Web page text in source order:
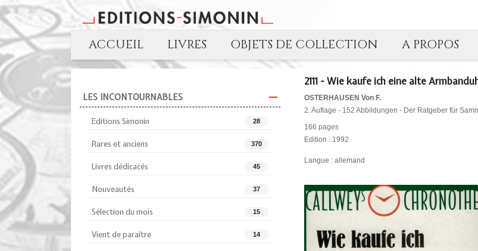
ACCUEIL LIVRES OBJETS DE COLLECTION A PROPOS
LES INCONTOURNABLES
Editions Simonin 28
Rares et anciens 370
Livres dédicacés 45
Nouveautés 37
Sélection du mois 15
Vient de paraître 14
2111 - Wie kaufe ich eine alte
OSTERHAUSEN Von F.
2. Auflage - 152 Abbildungen - Der Ratgeber für
166 pages
Edition : 1992
Langue : allemand